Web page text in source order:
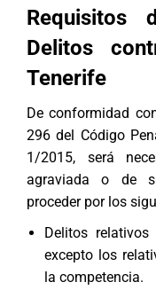
Requisitos
Delitos
Tenerife
De conformidad
296 del Código
1/2015, será
agraviada o de
proceder por los
Delitos relativos
excepto los
la competencia.